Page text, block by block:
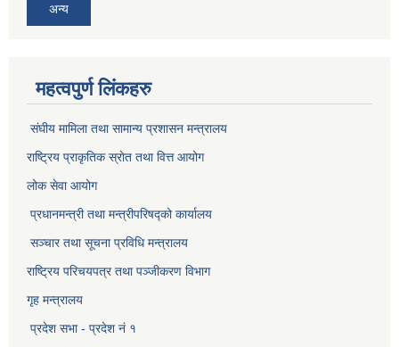
अन्य
महत्वपुर्ण लिंकहरु
संघीय मामिला तथा सामान्य प्रशासन मन्त्रालय
राष्ट्रिय प्राकृतिक स्राेत तथा वित्त आयोग
लोक सेवा आयोग
प्रधानमन्त्री तथा मन्त्रीपरिषद्को कार्यालय
सञ्‍चार तथा सूचना प्रविधि मन्त्रालय
राष्ट्रिय परिचयपत्र तथा पञ्जीकरण विभाग​
गृह मन्त्रालय
प्रदेश सभा - प्रदेश नं १